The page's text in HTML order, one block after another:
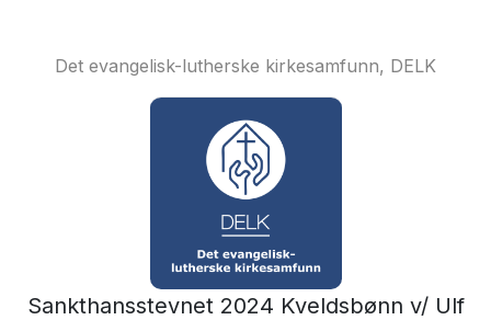
Det evangelisk-lutherske kirkesamfunn, DELK
Sankthansstevnet 2024 Kveldsbønn v/ Ulf